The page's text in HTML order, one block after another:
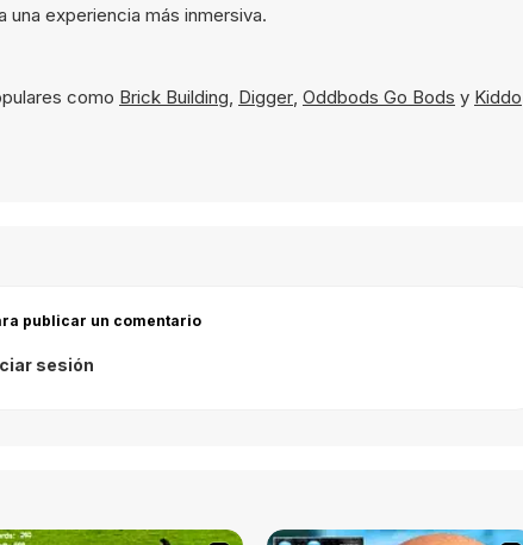
una experiencia más inmersiva.
como Brick Building, Digger, Oddbods Go Bods y Kiddo
publicar un comentario
sesión